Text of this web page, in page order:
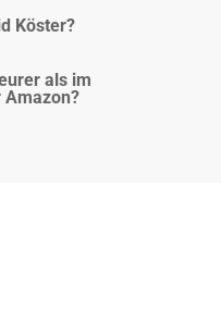
Köster?
als im
Amazon?